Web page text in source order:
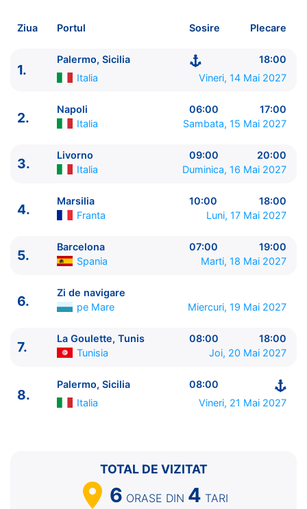
Plecare pe 14 Mai 2027 din Palermo, Sicilia, Italia
MSC Cruises
ITINERARIU
----------------------------------------
1. Palermo, Sicilia Italia
⚓ - 18:00
Livorno Italia 09:00 - 20:00
4.
Marsilia Franta
6.
Zi de navigare pe Mare
0:00 - 0:00
7. La Goulette, Tunis
08:00 - 18:00
Ziua Portul Sosire Plecare
1.
Palermo, Sicilia
18:00
Italia
Vineri, 14 Mai 2027
2.
Napoli 06:00
17:00
Italia
Sambata, 15 Mai 2027
3.
Livorno 09:00
20:00
Italia
Duminica, 16 Mai 2027
4.
Marsilia 10:00
18:00
Franta
Luni, 17 Mai 2027
5.
Barcelona 07:00
19:00
Spania
Marti, 18 Mai 2027
6.
Zi de navigare
pe Mare
Miercuri, 19 Mai 2027
7.
La Goulette, Tunis 08:00
18:00
Tunisia
Joi, 20 Mai 2027
8.
Palermo, Sicilia
08:00
Italia
Vineri, 21 Mai 2027
TOTAL DE VIZITAT
6 ORASE DIN 4 TARI